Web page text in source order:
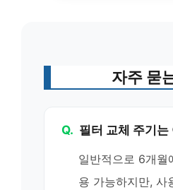
자주 묻
Q. 필터 교체 주기
일반적으로 6개월
용 가능하지만, 사